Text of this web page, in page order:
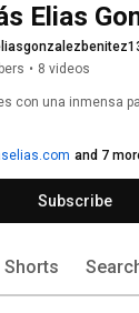
Elias
• 8 videos
con una inmensa
and 7
Subscribe
Shorts